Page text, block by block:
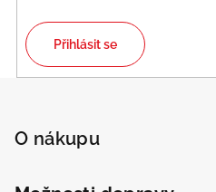
Přihlásit se
O nákupu